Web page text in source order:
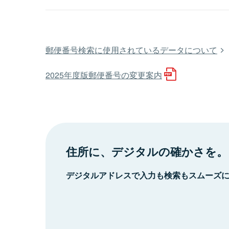
郵便番号検索に使用されているデータについて
2025年度版郵便番号の変更案内
住所に、デジタルの確かさを。
デジタルアドレスで入力も検索もスムーズ